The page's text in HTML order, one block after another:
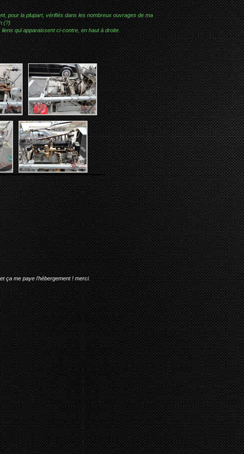
pour la plupart, vérifiés dans les nombreux ouvrages de ma
(?)
qui apparaissent ci-contre, en haut à droite.
ça me paye l'hébergement ! merci.